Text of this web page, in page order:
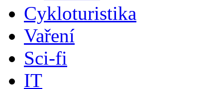
Cykloturistika
Vaření
Sci-fi
IT